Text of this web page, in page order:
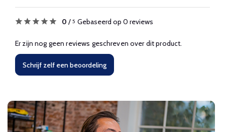
0 / 5 Gebaseerd op 0 reviews
Er zijn nog geen reviews geschreven over dit product.
Schrijf zelf een beoordeling